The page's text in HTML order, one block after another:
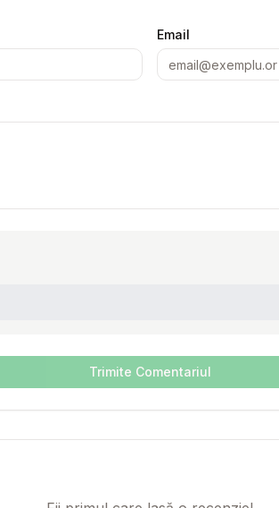
Email
Trimite Comentariul